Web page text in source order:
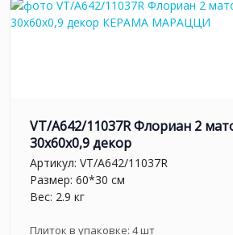
VT/A642/11037R Флориан 2
30x60x0,9 декор
Артикул: VT/A642/11037R
Размер: 60*30 см
Вес: 2.9 кг
Плиток в упаковке: 4шт